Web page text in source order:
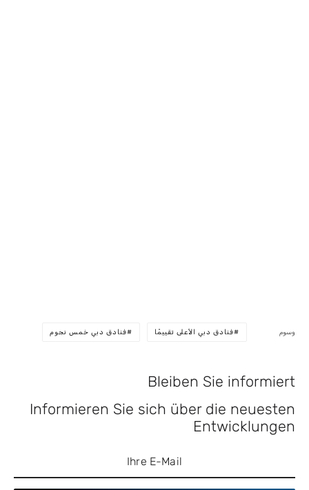
وسوم فنادق دبي الأعلى تقييمًا فنادق دبي خمس نجوم
Bleiben Sie informiert
Informieren Sie sich über die neuesten
Entwicklungen